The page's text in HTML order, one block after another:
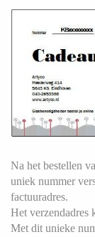
Na het bestellen
uniek nummer
factuuradres.
Het verzendadres
Met dit unieke